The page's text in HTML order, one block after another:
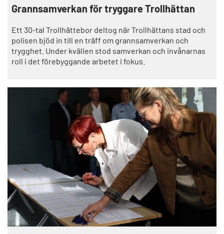
Grannsamverkan för tryggare Trollhättan
Ett 30-tal Trollhättebor deltog när Trollhättans stad och
polisen bjöd in till en träff om grannsamverkan och
trygghet. Under kvällen stod samverkan och invånarnas
roll i det förebyggande arbetet i fokus.